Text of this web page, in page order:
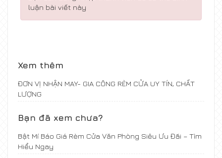
luận bài viết này
Xem thêm
ĐƠN VỊ NHẬN MAY- GIA CÔNG RÈM CỬA UY TÍN, CHẤT
LƯỢNG
Bạn đã xem chưa?
Bật Mí Báo Giá Rèm Cửa Văn Phòng Siêu Ưu Đãi – Tìm
Hiểu Ngay